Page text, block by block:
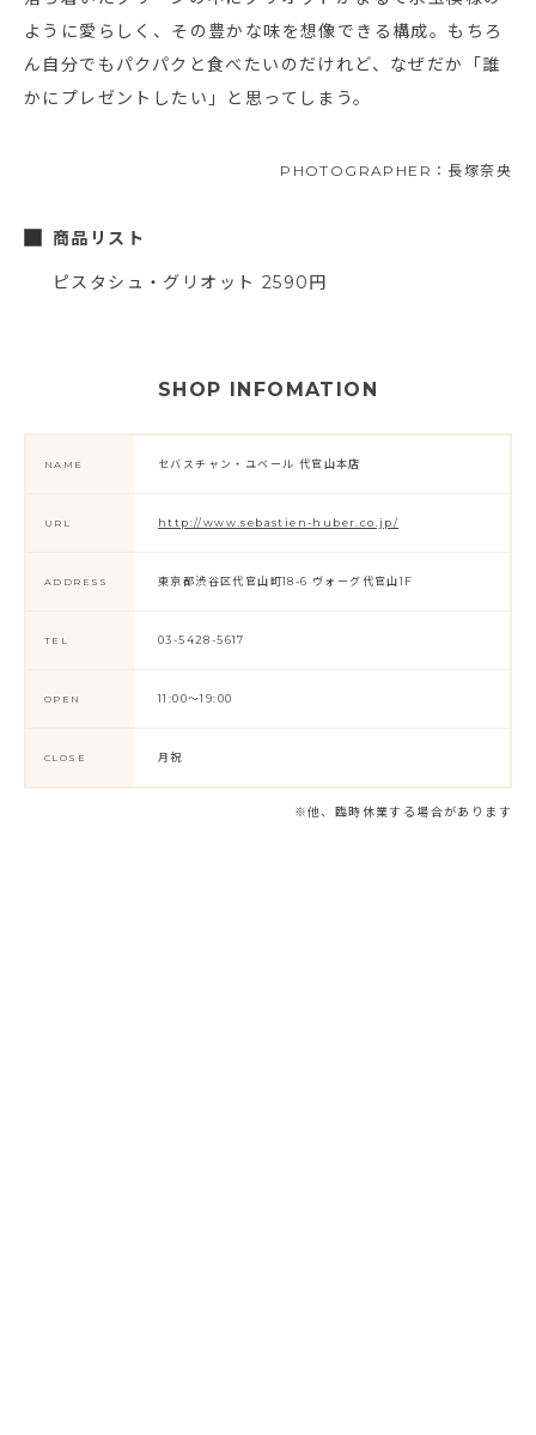
ように愛らしく、その豊かな味を想像できる構成。もちろ
ん自分でもパクパクと食べたいのだけれど、なぜだか「誰
かにプレゼントしたい」と思ってしまう。
PHOTOGRAPHER：長塚奈央
商品リスト
ピスタシュ・グリオット 2590円
SHOP INFOMATION
NAME セバスチャン・ユベール 代官山本店
URL http://www.sebastien-huber.co.jp/
ADDRESS 東京都渋谷区代官山町18-6 ヴォーグ代官山1F
TEL 03-5428-5617
OPEN 11:00～19:00
CLOSE 月祝
※他、臨時休業する場合があります